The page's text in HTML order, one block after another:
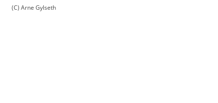
t
(C) Arne Gylseth